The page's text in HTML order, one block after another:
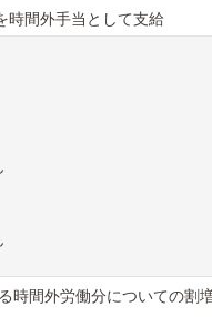
時間外手当として支給
時間外労働分についての割